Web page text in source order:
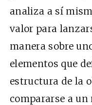
analiza a sí
valor para
manera sobre
elementos que
estructura de la
compararse a un